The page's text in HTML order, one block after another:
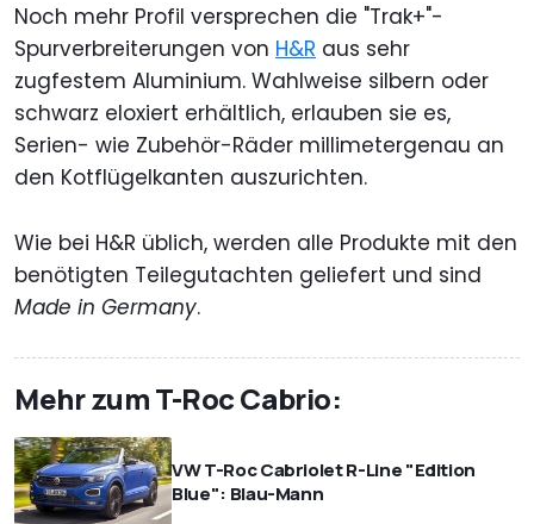
Noch mehr Profil versprechen die "Trak+"-
Spurverbreiterungen von H&R aus sehr
zugfestem Aluminium. Wahlweise silbern oder
schwarz eloxiert erhältlich, erlauben sie es,
Serien- wie Zubehör-Räder millimetergenau an
den Kotflügelkanten auszurichten.
Wie bei H&R üblich, werden alle Produkte mit den
benötigten Teilegutachten geliefert und sind
Made in Germany.
Mehr zum T-Roc Cabrio:
VW T-Roc Cabriolet R-Line "Edition
Blue": Blau-Mann